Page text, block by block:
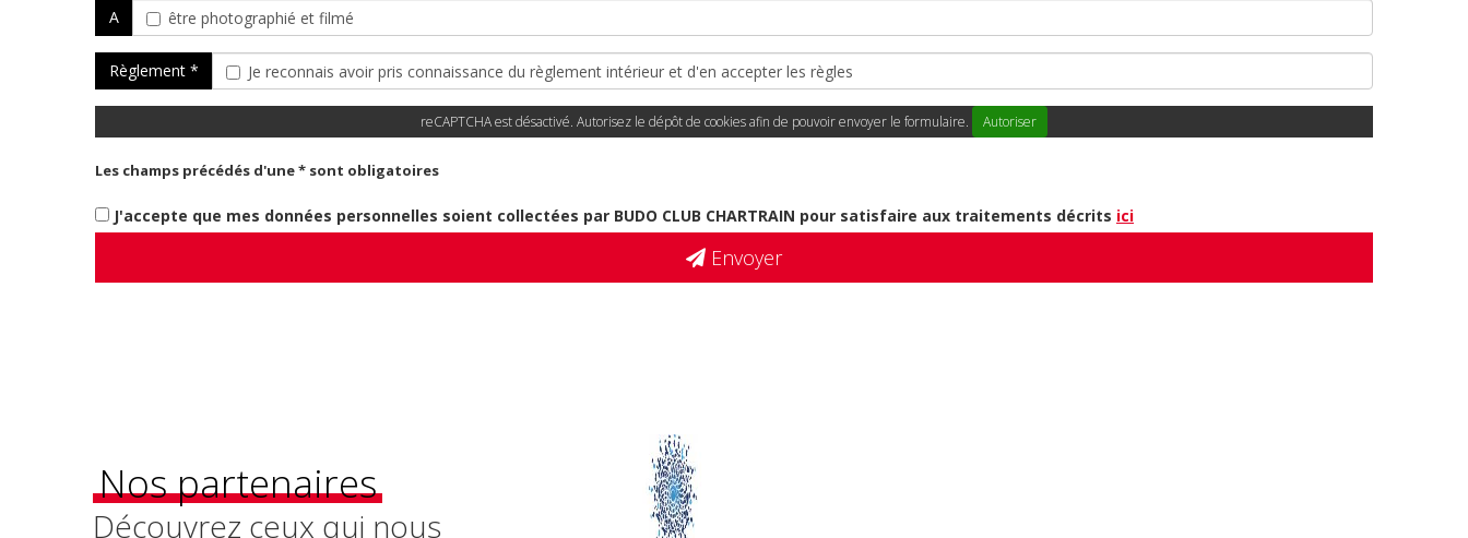
A être photographié et filmé
Règlement * Je reconnais avoir pris connaissance du règlement intérieur et d'en accepter les règles
reCAPTCHA est désactivé. Autorisez le dépôt de cookies afin de pouvoir envoyer le formulaire. Autoriser
Les champs précédés d'une * sont obligatoires
J'accepte que mes données personnelles soient collectées par BUDO CLUB CHARTRAIN pour satisfaire aux traitements décrits ici
Envoyer
Nos partenaires
Découvrez ceux qui nous